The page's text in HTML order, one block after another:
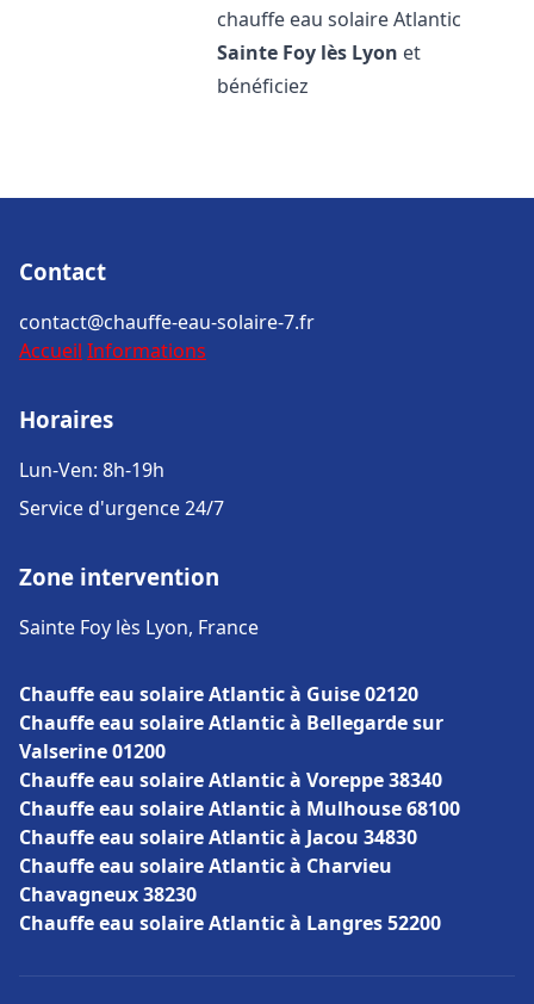
chauffe eau solaire Atlantic
Sainte Foy lès Lyon et
bénéficiez
Contact
contact@chauffe-eau-solaire-7.fr
Accueil Informations
Horaires
Lun-Ven: 8h-19h
Service d'urgence 24/7
Zone intervention
Sainte Foy lès Lyon, France
Chauffe eau solaire Atlantic à Guise 02120
Chauffe eau solaire Atlantic à Bellegarde sur
Valserine 01200
Chauffe eau solaire Atlantic à Voreppe 38340
Chauffe eau solaire Atlantic à Mulhouse 68100
Chauffe eau solaire Atlantic à Jacou 34830
Chauffe eau solaire Atlantic à Charvieu
Chavagneux 38230
Chauffe eau solaire Atlantic à Langres 52200